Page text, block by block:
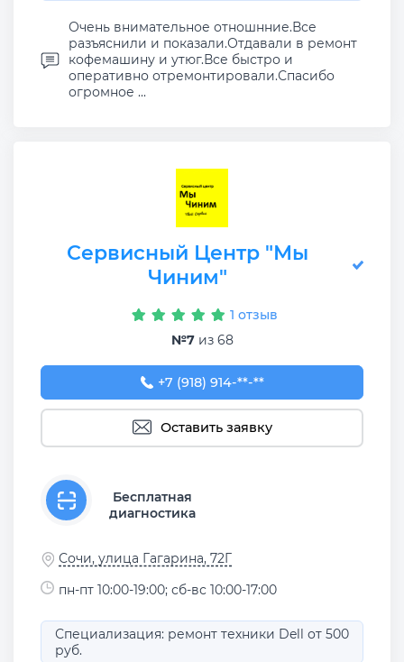
Очень внимательное отношнние.Все
разъяснили и показали.Отдавали в ремонт
кофемашину и утюг.Все быстро и
оперативно отремонтировали.Спасибо
огромное ...
Сервисный Центр "Мы
Чиним"
1 отзыв
№7из 68
+7 (918) 914-82-28
+7 (918) 914-**-**
Оставить заявку
Бесплатная
диагностика
Сочи, улица Гагарина, 72Г
пн-пт 10:00-19:00; сб-вс 10:00-17:00
Специализация: ремонт техники Dell от 500
руб.